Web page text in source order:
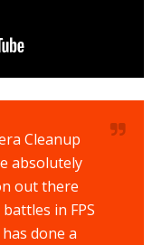
Cleanup
absolutely
out there
in FPS
done a